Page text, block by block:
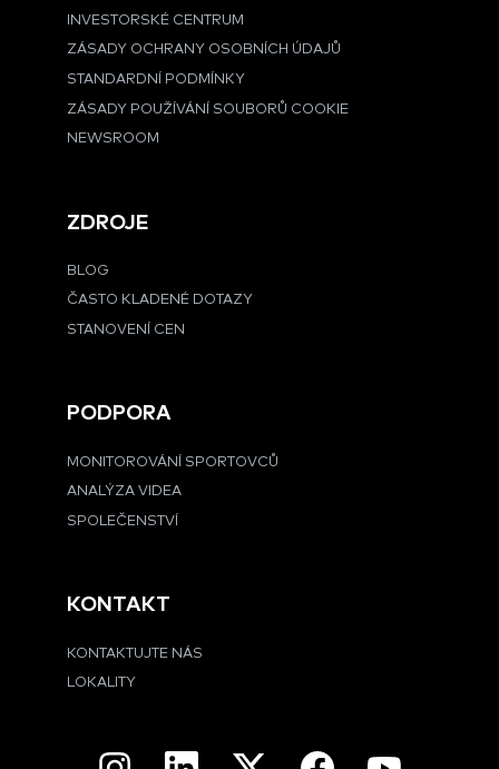
INVESTORSKÉ CENTRUM
ZÁSADY OCHRANY OSOBNÍCH ÚDAJŮ
STANDARDNÍ PODMÍNKY
ZÁSADY POUŽÍVÁNÍ SOUBORŮ COOKIE
NEWSROOM
ZDROJE
BLOG
ČASTO KLADENÉ DOTAZY
STANOVENÍ CEN
PODPORA
MONITOROVÁNÍ SPORTOVCŮ
ANALÝZA VIDEA
SPOLEČENSTVÍ
KONTAKT
KONTAKTUJTE NÁS
LOKALITY